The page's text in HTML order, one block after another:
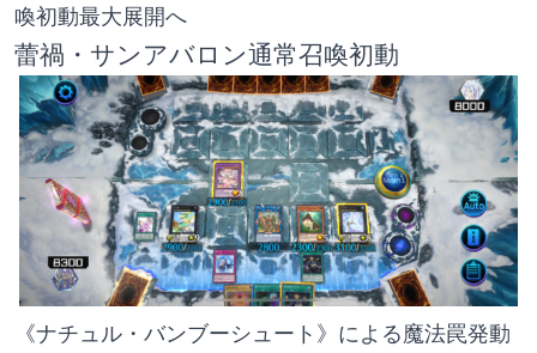
喚初動最大展開へ
蕾禍・サンアバロン通常召喚初動
《ナチュル・バンブーシュート》による魔法罠発動